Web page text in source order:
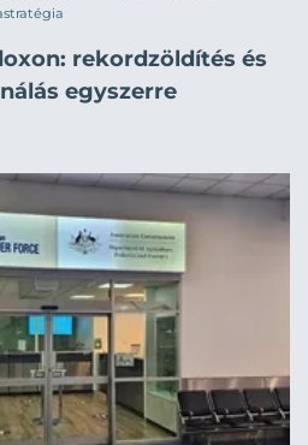
rekordzöldítés és
egyszerre